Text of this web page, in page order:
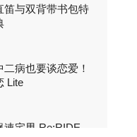
笛与双背带书包特
二病也要谈恋爱！
Lite
速宅男 Re:RIDE